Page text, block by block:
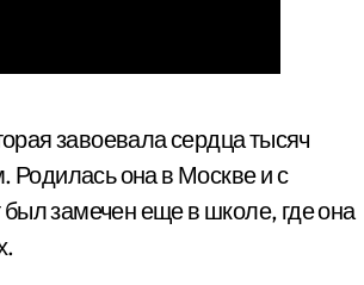
завоевала сердца тысяч
она в Москве и с
был замечен еще в школе, где она